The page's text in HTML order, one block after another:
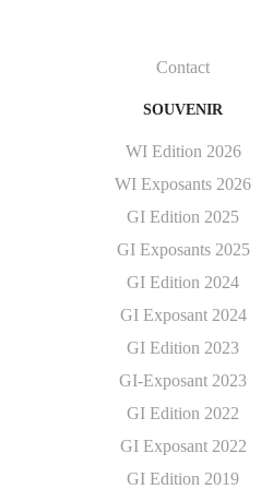
Contact
SOUVENIR
WI Edition 2026
WI Exposants 2026
GI Edition 2025
GI Exposants 2025
GI Edition 2024
GI Exposant 2024
GI Edition 2023
GI-Exposant 2023
GI Edition 2022
GI Exposant 2022
GI Edition 2019